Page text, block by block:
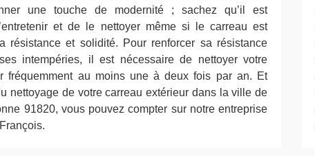
une touche de modernité ; sachez qu’il est
et de le nettoyer même si le carreau est
résistance et solidité. Pour renforcer sa résistance
intempéries, il est nécessaire de nettoyer votre
fréquemment au moins une à deux fois par an. Et
nettoyage de votre carreau extérieur dans la ville de
91820, vous pouvez compter sur notre entreprise